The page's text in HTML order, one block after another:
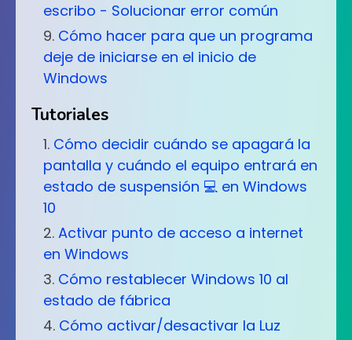
escribo - Solucionar error común
Cómo hacer para que un programa
deje de iniciarse en el inicio de
Windows
Tutoriales
Cómo decidir cuándo se apagará la
pantalla y cuándo el equipo entrará en
estado de suspensión 💻 en Windows
10
Activar punto de acceso a internet
en Windows
Cómo restablecer Windows 10 al
estado de fábrica
Cómo activar/desactivar la Luz